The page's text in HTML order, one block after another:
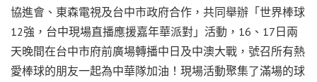
協進會、東森電視及台中市政府合作，共同舉辦「世界棒球
12強，台中現場直播應援嘉年華派對」活動，16、17日兩
天晚間在台中市府前廣場轉播中日及中澳大戰，號召所有熱
愛棒球的朋友一起為中華隊加油！現場活動聚集了滿場的球